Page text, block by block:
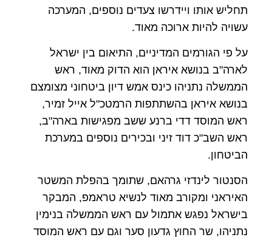
תחליש אותו ויידרשו צעדים נוספים, המערכה
עשויה להיות ארוכה מאוד.
על פי הגורמים המדיניים, התיאום בין ישראל
לארה"ב בנושא איראן הוא הדוק מאוד, ראש
הממשלה נתניהו כינס אמש דיון ביטחוני מצומצם
בנושא איראן בהשתתפות הרמטכ"ל אייל זמיר,
ראש המוסד דדי ברנע ששב מפגישות בארה"ב,
ראש השב"כ דוד זיני ובכירים נוספים במערכת
הביטחון.
הסנטור לינדזי גרהאם, שתומך בהפלת המשטר
האיראני ומקורב מאוד לנשיא טראמפ, המבקר
בישראל נפגש אתמול עם ראש הממשלה בנימין
נתניהו, שר החוץ גדעון סער וגם עם ראש המוסד